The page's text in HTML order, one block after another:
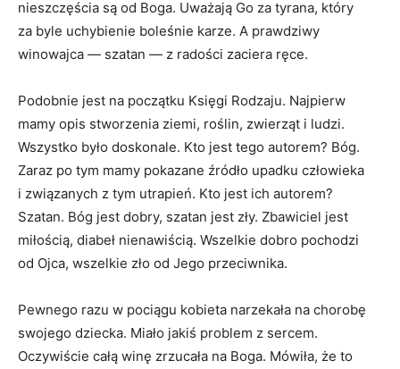
nieszczęścia są od Boga. Uważają Go za tyrana, który
za byle uchybienie boleśnie karze. A prawdziwy
winowajca — szatan — z radości zaciera ręce.
Podobnie jest na początku Księgi Rodzaju. Najpierw
mamy opis stworzenia ziemi, roślin, zwierząt i ludzi.
Wszystko było doskonale. Kto jest tego autorem? Bóg.
Zaraz po tym mamy pokazane źródło upadku człowieka
i związanych z tym utrapień. Kto jest ich autorem?
Szatan. Bóg jest dobry, szatan jest zły. Zbawiciel jest
miłością, diabeł nienawiścią. Wszelkie dobro pochodzi
od Ojca, wszelkie zło od Jego przeciwnika.
Pewnego razu w pociągu kobieta narzekała na chorobę
swojego dziecka. Miało jakiś problem z sercem.
Oczywiście całą winę zrzucała na Boga. Mówiła, że to